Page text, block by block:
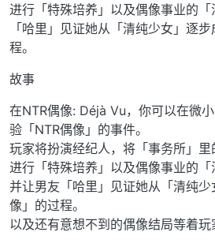
进行「特殊培养」以及偶像事业的
「哈里」见证她从「清纯少女」逐
程。
故事
在NTR偶像: Déjà Vu，你可以在微
验「NTR偶像」的事件。
玩家将扮演经纪人，将「事务所」里
进行「特殊培养」以及偶像事业的「
并让男友「哈里」见证她从「清纯
像」的过程。
以及还有意想不到的偶像结局等着玩